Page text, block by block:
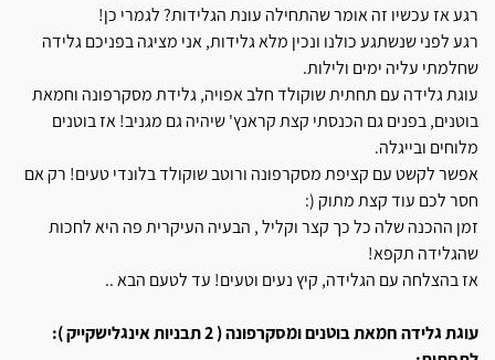
רגע אז עכשיו זה אומר שהתחילה עונת הגלידות? לגמרי כן!
רגע לפני שנשתגע כולנו ונכין מלא גלידות, אני מציגה בפניכם גלידה
שחלמתי עליה ימים ולילות.
עוגת גלידה עם תחתית שוקולד חלב אפויה, גלידת מסקרפונה וחמאת
בוטנים, בפנים גם הכנסתי קצת קראנץ' שיהיה גם מגניב! אז בוטנים
מלוחים ובייגלה.
אפשר לקשט עם קציפת מסקרפונה ורוטב שוקולד בלונדי טעים! רק אם
חסר לכם עוד קצת מתוק (:
זמן ההכנה שלה כל כך קצר וקליל , הבעיה העיקרית פה היא לחכות
שהגלידה תקפא!
אז בהצלחה עם הגלידה, קיץ נעים וטעים! עד לטעם הבא ..
עוגת גלידה חמאת בוטנים ומסקרפונה ( 2 תבניות אינגלישקייק ):